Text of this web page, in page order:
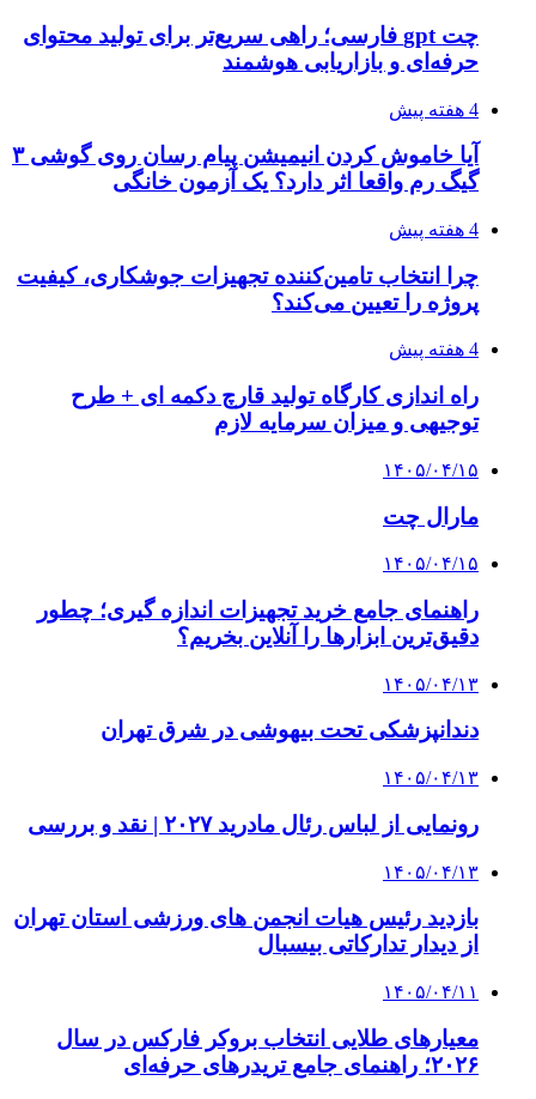
چت gpt فارسی؛ راهی سریع‌تر برای تولید محتوای
حرفه‌ای و بازاریابی هوشمند
4 هفته پیش
آیا خاموش کردن انیمیشن پیام رسان روی گوشی ۳
گیگ رم واقعا اثر دارد؟ یک آزمون خانگی
4 هفته پیش
چرا انتخاب تامین‌کننده تجهیزات جوشکاری، کیفیت
پروژه را تعیین می‌کند؟
4 هفته پیش
راه اندازی کارگاه تولید قارچ دکمه ای + طرح
توجیهی و میزان سرمایه لازم
۱۴۰۵/۰۴/۱۵
مارال چت
۱۴۰۵/۰۴/۱۵
راهنمای جامع خرید تجهیزات اندازه گیری؛ چطور
دقیق‌ترین ابزارها را آنلاین بخریم؟
۱۴۰۵/۰۴/۱۳
دندانپزشکی تحت بیهوشی در شرق تهران
۱۴۰۵/۰۴/۱۳
رونمایی از لباس رئال مادرید ۲۰۲۷ | نقد و بررسی
۱۴۰۵/۰۴/۱۳
بازدید رئیس هیات انجمن های ورزشی استان تهران
از دیدار تدارکاتی بیسبال
۱۴۰۵/۰۴/۱۱
معیارهای طلایی انتخاب بروکر فارکس در سال
۲۰۲۶؛ راهنمای جامع تریدرهای حرفه‌ای